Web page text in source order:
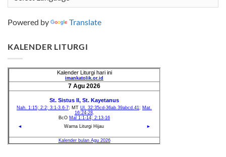
Powered by Translate
KALENDER LITURGI